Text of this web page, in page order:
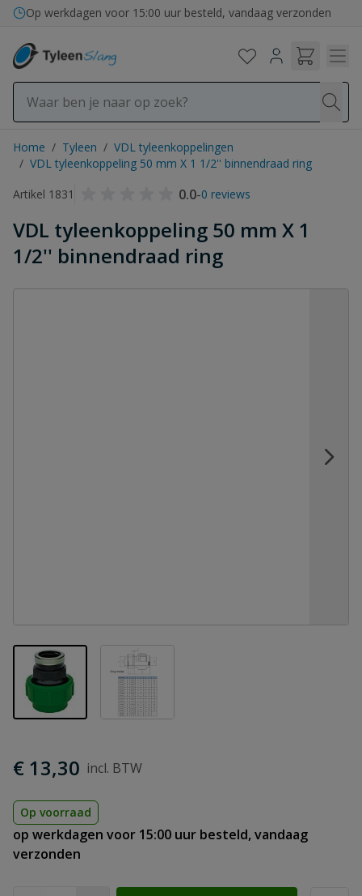
Ga naar de inhoud
Op werkdagen voor 15:00 uur besteld, vandaag verzonden
Home / Tyleen / VDL tyleenkoppelingen
/ VDL tyleenkoppeling 50 mm X 1 1/2'' binnendraad ring
Artikel 1831
0.0-0 reviews
VDL tyleenkoppeling 50 mm X 1
1/2'' binnendraad ring
View larger imageView larger image
€ 13,30
Op voorraad
op werkdagen voor 15:00 uur besteld, vandaag
verzonden